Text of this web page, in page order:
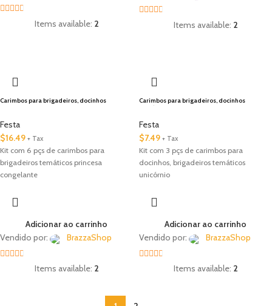
Items available: 2 Items available: 2
Carimbos para brigadeiros, docinhos
Festa
$16.49 + Tax
Kit com 6 pçs de carimbos para
brigadeiros temáticos princesa
congelante
Adicionar ao carrinho
Vendido por:
BrazzaShop
Items available: 2
Carimbos para brigadeiros, docinhos
unicórnio
Festa
$7.49 + Tax
Kit com 3 pçs de carimbos para
docinhos, brigadeiros temáticos
unicórnio
Adicionar ao carrinho
Vendido por:
BrazzaShop
Items available: 2